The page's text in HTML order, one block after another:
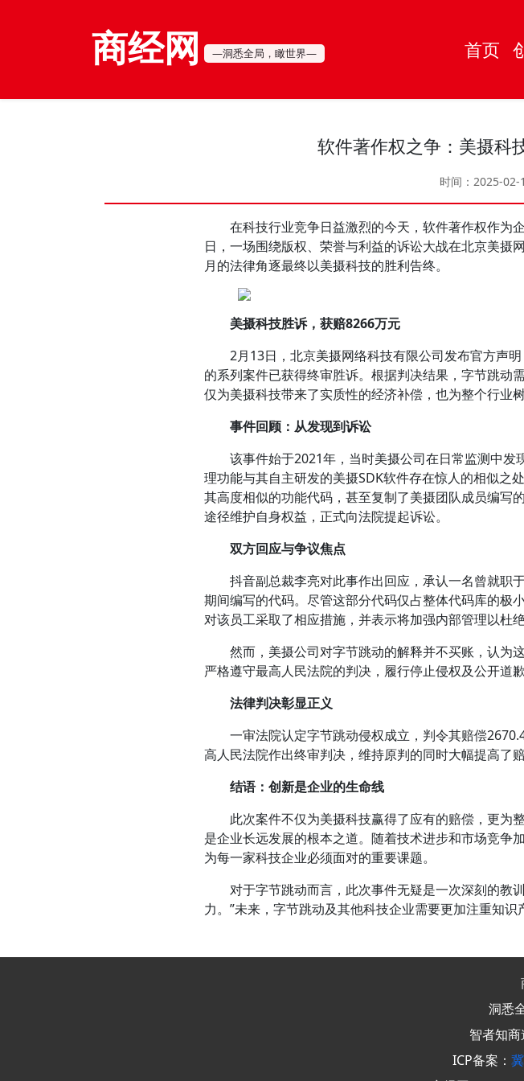
商经网 —洞悉全局，瞰世界— 首页
软件著作权之争：美摄科
时间：2025-02-
在科技行业竞争日益激烈的今天，软件著作权作为
日，一场围绕版权、荣誉与利益的诉讼大战在北京美摄
月的法律角逐最终以美摄科技的胜利告终。
美摄科技胜诉，获赔8266万元
2月13日，北京美摄网络科技有限公司发布官方声明
的系列案件已获得终审胜诉。根据判决结果，字节跳动
仅为美摄科技带来了实质性的经济补偿，也为整个行业
事件回顾：从发现到诉讼
该事件始于2021年，当时美摄公司在日常监测中发
理功能与其自主研发的美摄SDK软件存在惊人的相似之
其高度相似的功能代码，甚至复制了美摄团队成员编写
途径维护自身权益，正式向法院提起诉讼。
双方回应与争议焦点
抖音副总裁李亮对此事作出回应，承认一名曾就职
期间编写的代码。尽管这部分代码仅占整体代码库的极
对该员工采取了相应措施，并表示将加强内部管理以杜
然而，美摄公司对字节跳动的解释并不买账，认为
严格遵守最高人民法院的判决，履行停止侵权及公开道歉
法律判决彰显正义
一审法院认定字节跳动侵权成立，判令其赔偿
高人民法院作出终审判决，维持原判的同时大幅提高了
结语：创新是企业的生命线
此次案件不仅为美摄科技赢得了应有的赔偿，更为
是企业长远发展的根本之道。随着技术进步和市场竞争
为每一家科技企业必须面对的重要课题。
对于字节跳动而言，此次事件无疑是一次深刻的教
力。”未来，字节跳动及其他科技企业需要更加注重知
洞悉
智者知
ICP备案：